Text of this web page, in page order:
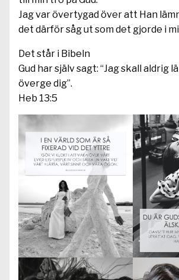
Jag var övertygad över att Han
det därför såg ut som det gjorde i
Det står i Bibeln
Gud har själv sagt: “Jag skall aldrig
överge dig”.
Heb 13:5